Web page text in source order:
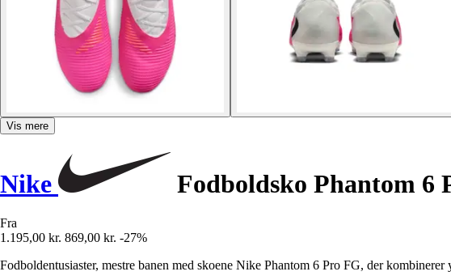
Vis mere
Nike Fodboldsko Phantom 6
Fra
1.195,00 kr. 869,00 kr. -27%
Fodboldentusiaster, mestre banen med skoene Nike Phantom 6 Pro FG, der